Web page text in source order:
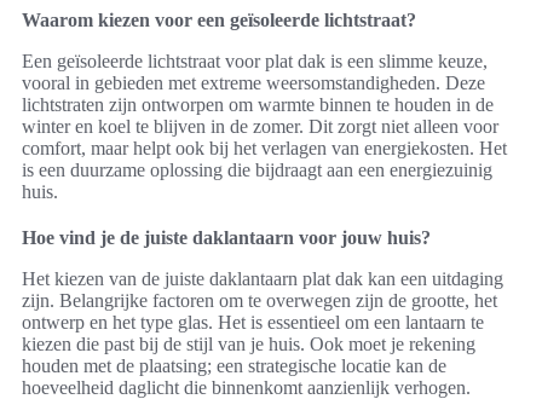
Waarom kiezen voor een geïsoleerde lichtstraat?
Een geïsoleerde lichtstraat voor plat dak is een slimme keuze,
vooral in gebieden met extreme weersomstandigheden. Deze
lichtstraten zijn ontworpen om warmte binnen te houden in de
winter en koel te blijven in de zomer. Dit zorgt niet alleen voor
comfort, maar helpt ook bij het verlagen van energiekosten. Het
is een duurzame oplossing die bijdraagt aan een energiezuinig
huis.
Hoe vind je de juiste daklantaarn voor jouw huis?
Het kiezen van de juiste daklantaarn plat dak kan een uitdaging
zijn. Belangrijke factoren om te overwegen zijn de grootte, het
ontwerp en het type glas. Het is essentieel om een lantaarn te
kiezen die past bij de stijl van je huis. Ook moet je rekening
houden met de plaatsing; een strategische locatie kan de
hoeveelheid daglicht die binnenkomt aanzienlijk verhogen.